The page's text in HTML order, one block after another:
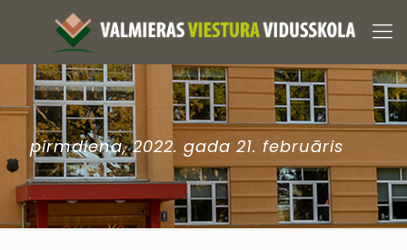
pirmdiena, 2022. gada 21. februāris